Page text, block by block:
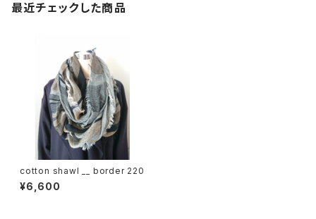
最近チェックした商品
cotton shawl __ border 220
¥6,600